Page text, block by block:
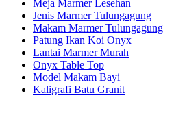
Meja Marmer Lesehan
Jenis Marmer Tulungagung
Makam Marmer Tulungagung
Patung Ikan Koi Onyx
Lantai Marmer Murah
Onyx Table Top
Model Makam Bayi
Kaligrafi Batu Granit